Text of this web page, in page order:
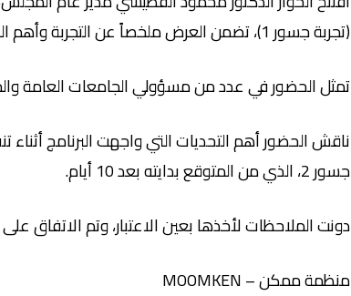
(تجربة جسور 1)، تضمن العرض ملخصاً عن التجربة وأهم النجاحات فيها، وكذلك التعرف على القصور في بعض المحاور لإمكانية تجنبها مستقبلاً.
تمثل الحضور في عدد من مسؤولي الجامعات العامة
ناقش الحضور أهم التحديات التي واجهت البرنامج
جسور 2، الذي من المتوقع بدايته بعد 10 أيام.
دونت الملاحظات لأخذها بعين الاعتبار، وتم الاتفاق
منظمة ممكن – MOOMKEN